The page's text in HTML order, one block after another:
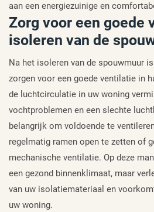
aan een energiezuinige en
Zorg voor een goede
isoleren van de
Na het isoleren van de spouwmuur
zorgen voor een goede ventilatie in
de luchtcirculatie in uw woning
vochtproblemen en een slechte
belangrijk om voldoende te
regelmatig ramen open te zetten of
mechanische ventilatie. Op deze
een gezond binnenklimaat, maar
van uw isolatiemateriaal en
uw woning.